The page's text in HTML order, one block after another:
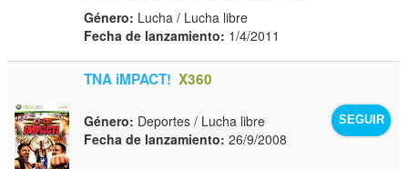
Género: Lucha / Lucha libre
Fecha de lanzamiento: 1/4/2011
TNA iMPACT! X360
SEGUIR
Género: Deportes / Lucha libre
Fecha de lanzamiento: 26/9/2008